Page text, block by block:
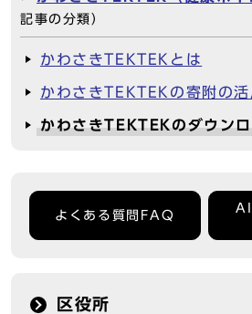
記事の分類）
かわさきTEKTEKとは
かわさきTEKTEKの寄附の
かわさきTEKTEKのダウン
よくある質問FAQ
AI
区役所